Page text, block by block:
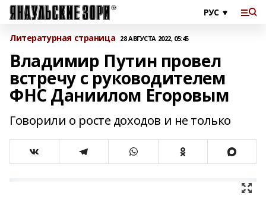
Литературная страница 28 АВГУСТА 2022, 05:45
Владимир Путин провел
встречу с руководителем
ФНС Даниилом Егоровым
Говорили о росте доходов и не только